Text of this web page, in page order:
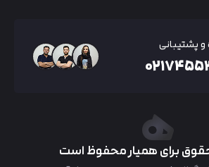
و پشتیبانی
برای همیار محفوظ است